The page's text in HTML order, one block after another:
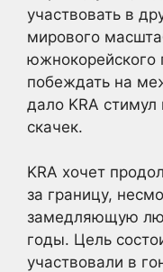
участвовать в
мирового
южнокорейского
побеждать на
дало KRA стимул
скачек.
KRA хочет
за границу,
замедляющую
годы. Цель
участвовали в